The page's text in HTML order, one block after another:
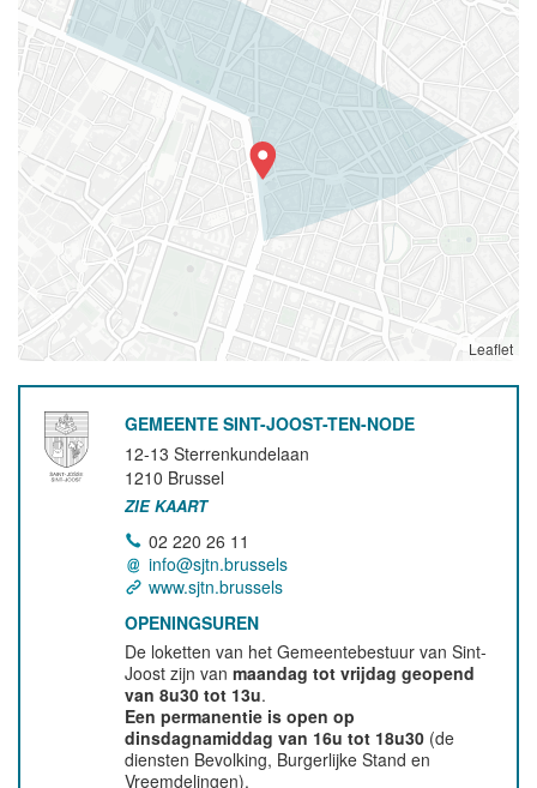
Leaflet
GEMEENTE SINT-JOOST-TEN-NODE
12-13 Sterrenkundelaan
1210 Brussel
ZIE KAART
02 220 26 11
info@sjtn.brussels
www.sjtn.brussels
OPENINGSUREN
De loketten van het Gemeentebestuur van Sint-
Joost zijn vanmaandag tot vrijdag geopend
van 8u30 tot 13u.
Een permanentie is open op
dinsdagnamiddag van 16u tot 18u30 (de
diensten Bevolking, Burgerlijke Stand en
Vreemdelingen).